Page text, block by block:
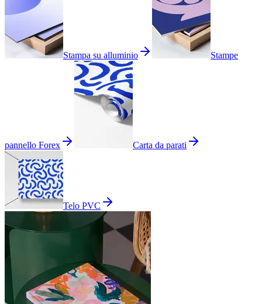
Stampa su alluminio Stampe
pannello Forex Carta da parati
Telo PVC